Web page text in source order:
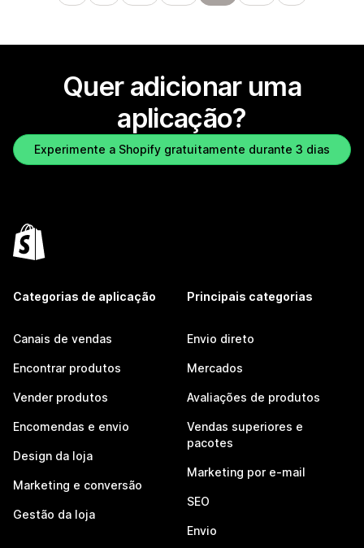
Quer adicionar uma
aplicação?
Experimente a Shopify gratuitamente durante 3 dias
Categorias de aplicação
Canais de vendas
Encontrar produtos
Vender produtos
Encomendas e envio
Design da loja
Marketing e conversão
Gestão da loja
Principais categorias
Envio direto
Mercados
Avaliações de produtos
Vendas superiores e
pacotes
Marketing por e-mail
SEO
Envio